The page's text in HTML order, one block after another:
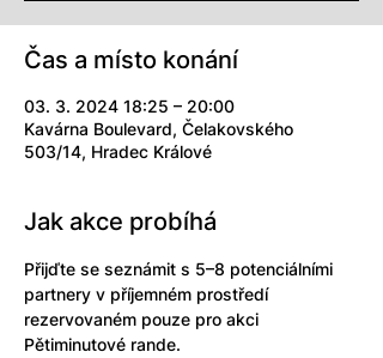
Čas a místo konání
03. 3. 2024 18:25 – 20:00
Kavárna Boulevard, Čelakovského
503/14, Hradec Králové
Jak akce probíhá
Přijďte se seznámit s 5–8 potenciálními
partnery v příjemném prostředí
rezervovaném pouze pro akci
Pětiminutové rande.